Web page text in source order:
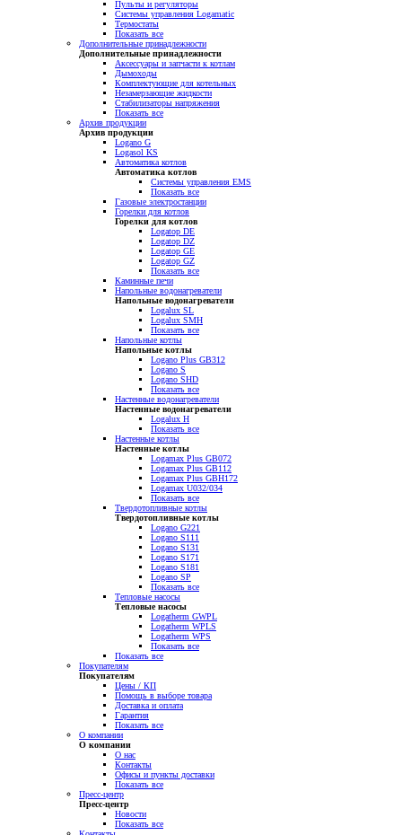
Пульты и регуляторы
Системы управления Logamatic
Термостаты
Показать все
Дополнительные принадлежности
Дополнительные принадлежности
Аксессуары и запчасти к котлам
Дымоходы
Комплектующие для котельных
Незамерзающие жидкости
Стабилизаторы напряжения
Показать все
Архив продукции
Архив продукции
Logano G
Logasol KS
Автоматика котлов
Автоматика котлов
Системы управления EMS
Показать все
Газовые электростанции
Горелки для котлов
Горелки для котлов
Logatop DE
Logatop DZ
Logatop GE
Logatop GZ
Показать все
Каминные печи
Напольные водонагреватели
Напольные водонагреватели
Logalux SL
Logalux SMH
Показать все
Напольные котлы
Напольные котлы
Logano Plus GB312
Logano S
Logano SHD
Показать все
Настенные водонагреватели
Настенные водонагреватели
Logalux H
Показать все
Настенные котлы
Настенные котлы
Logamax Plus GB072
Logamax Plus GB112
Logamax Plus GBH172
Logamax U032/034
Показать все
Твердотопливные котлы
Твердотопливные котлы
Logano G221
Logano S111
Logano S131
Logano S171
Logano S181
Logano SP
Показать все
Тепловые насосы
Тепловые насосы
Logatherm GWPL
Logatherm WPLS
Logatherm WPS
Показать все
Показать все
Покупателям
Покупателям
Цены / КП
Помощь в выборе товара
Доставка и оплата
Гарантия
Показать все
О компании
О компании
О нас
Контакты
Офисы и пункты доставки
Показать все
Пресс-центр
Пресс-центр
Новости
Показать все